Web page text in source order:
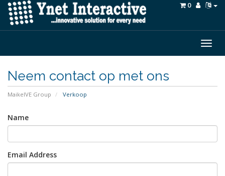
0
Neem contact op met ons
MaikelVE Group Verkoop
Name
Email Address